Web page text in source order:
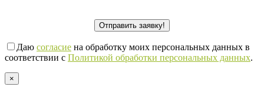
Даю согласие на обработку моих персональных данных в
соответствии с Политикой обработки персональных данных.
×